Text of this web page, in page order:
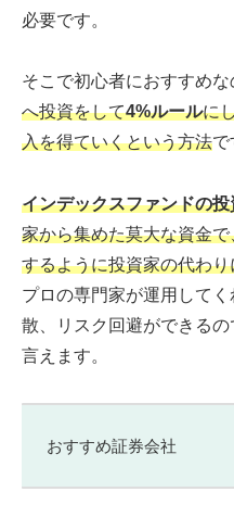
必要です。
そこで初心者におすすめな
へ投資をして4%ルールに
入を得ていくという方法で
インデックスファンドの投
家から集めた莫大な資金
するように投資家の代わ
プロの専門家が運用して
散、リスク回避ができる
言えます。
おすすめ証券会社